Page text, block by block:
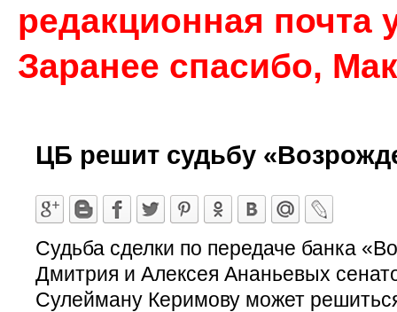
редакционная почта
Заранее спасибо,
ЦБ решит судьбу
Судьба сделки по передаче банка
Дмитрия и Алексея Ананьевых
Сулейману Керимову может